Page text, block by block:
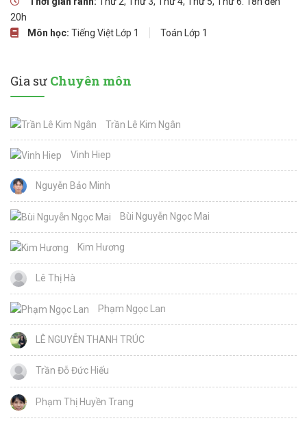
20h
Môn học: Tiếng Việt Lớp 1 Toán Lớp 1
Gia sư Chuyên môn
Trần Lê Kim Ngân
Vinh Hiep
Nguyễn Bảo Minh
Bùi Nguyễn Ngọc Mai
Kim Hương
Lê Thị Hà
Phạm Ngọc Lan
LÊ NGUYỄN THANH TRÚC
Trần Đỗ Đức Hiếu
Phạm Thị Huyền Trang